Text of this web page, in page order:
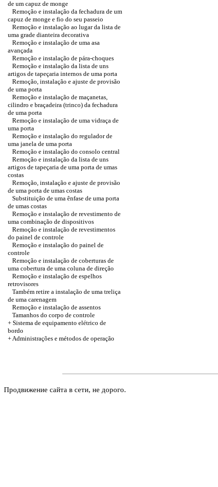
de um capuz de monge
Remoção e instalação da fechadura de um
capuz de monge e fio do seu passeio
Remoção e instalação ao lugar da lista de
uma grade dianteira decorativa
Remoção e instalação de uma asa
avançada
Remoção e instalação de pára-choques
Remoção e instalação da lista de uns
artigos de tapeçaria internos de uma porta
Remoção, instalação e ajuste de provisão
de uma porta
Remoção e instalação de maçanetas,
cilindro e braçadeira (trinco) da fechadura
de uma porta
Remoção e instalação de uma vidraça de
uma porta
Remoção e instalação do regulador de
uma janela de uma porta
Remoção e instalação do consolo central
Remoção e instalação da lista de uns
artigos de tapeçaria de uma porta de umas
costas
Remoção, instalação e ajuste de provisão
de uma porta de umas costas
Substituição de uma ênfase de uma porta
de umas costas
Remoção e instalação de revestimento de
uma combinação de dispositivos
Remoção e instalação de revestimentos
do painel de controle
Remoção e instalação do painel de
controle
Remoção e instalação de coberturas de
uma cobertura de uma coluna de direção
Remoção e instalação de espelhos
retrovisores
Também retire a instalação de uma treliça
de uma carenagem
Remoção e instalação de assentos
Tamanhos do corpo de controle
+ Sistema de equipamento elétrico de
bordo
+ Administrações e métodos de operação
Продвижение сайта в сети, не дорого.